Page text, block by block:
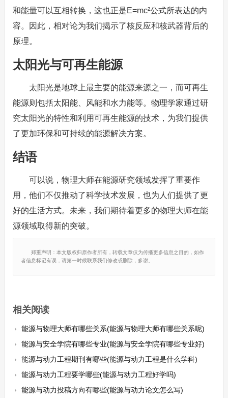
和能量可以互相转换，这也正是E=mc²公式所表达的内
容。因此，相对论为我们揭示了核反应和核武器背后的
原理。
太阳光与可再生能源
太阳光是地球上最主要的能源来源之一，而可再生
能源则包括太阳能、风能和水力能等。物理学家通过研
究太阳光的特性和利用可再生能源的技术，为我们提供
了更加环保和可持续的能源解决方案。
结语
可以说，物理大师在能源研究领域发挥了重要作
用，他们不仅推动了科学技术发展，也为人们提供了更
好的生活方式。未来，我们期待着更多的物理大师在能
源领域取得新的突破。
郑重声明：本文版权归原作者所有，转载文章仅为传播更多信息之目的，如作
者信息标记有误，请第一时候联系我们修改或删除，多谢。
相关阅读
能源与物理大师有哪些关系(能源与物理大师有哪些关系呢)
能源与安全学院有哪些专业(能源与安全学院有哪些专业好)
能源与动力工程期刊有哪些(能源与动力工程是什么学科)
能源与动力工程要学哪些(能源与动力工程好学吗)
能源与动力投稿方向有哪些(能源与动力论文怎么写)